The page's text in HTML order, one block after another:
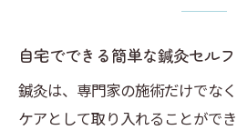
自宅でできる簡単な鍼灸セル
鍼灸は、専門家の施術だけでな
ケアとして取り入れることがで